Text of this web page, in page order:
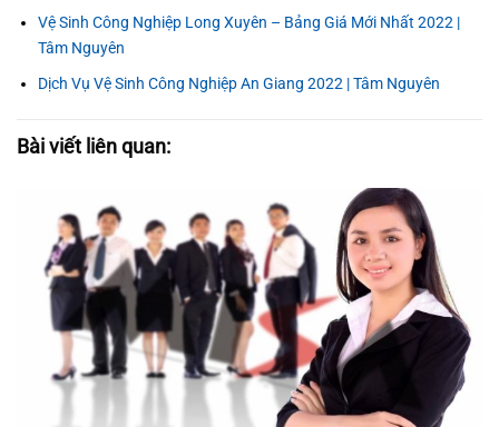
Vệ Sinh Công Nghiệp Long Xuyên – Bảng Giá Mới Nhất 2022 |
Tâm Nguyên
Dịch Vụ Vệ Sinh Công Nghiệp An Giang 2022 | Tâm Nguyên
Bài viết liên quan: